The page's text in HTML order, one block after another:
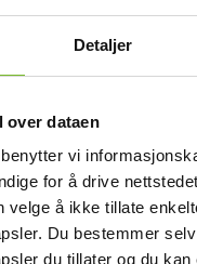
Detaljer
over dataen
vi
for å drive
velge å ikke tillate
Du bestemmer
du tillater og du kan
chevron_right
chevron_right
Reservdelar
- Värme
chevron_right
- Kök & Gasol chevron_right
- Toalett chevron_right